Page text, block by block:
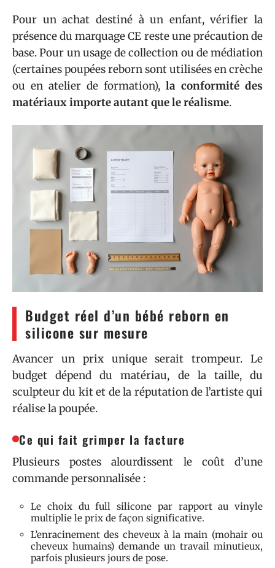
Pour un achat destiné à un enfant, vérifier la
présence du marquage CE reste une précaution de
base. Pour un usage de collection ou de médiation
(certaines poupées reborn sont utilisées en crèche
ou en atelier de formation), la conformité des
matériaux importe autant que le réalisme.
Budget réel d’un bébé reborn en
silicone sur mesure
Avancer un prix unique serait trompeur. Le
budget dépend du matériau, de la taille, du
sculpteur du kit et de la réputation de l’artiste qui
réalise la poupée.
Ce qui fait grimper la facture
Plusieurs postes alourdissent le coût d’une
commande personnalisée :
Le choix du full silicone par rapport au vinyle
multiplie le prix de façon significative.
L’enracinement des cheveux à la main (mohair ou
cheveux humains) demande un travail minutieux,
parfois plusieurs jours de pose.